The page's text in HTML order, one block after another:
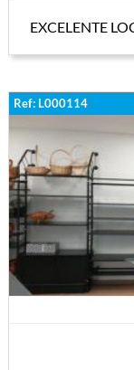
EXCELENTE
Ref: L000114